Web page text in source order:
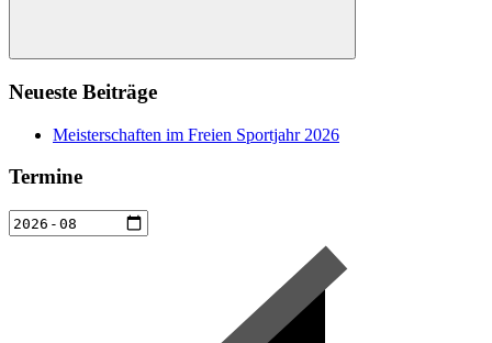
Suchen
Neueste Beiträge
Meisterschaften im Freien Sportjahr 2026
Termine